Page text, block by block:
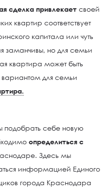
сделка привлекает своей
квартир соответствует
капитала или чуть
заманчивы, но для семьи
квартира может быть
для семьи
подобрать себе новую
определиться с
Здесь мы
информацией Единого
города Краснодара